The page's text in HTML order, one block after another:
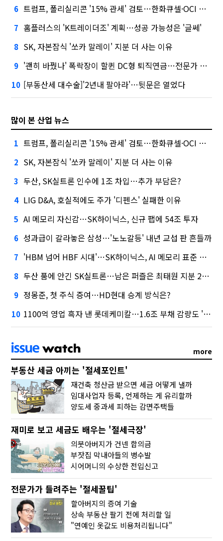
6 트럼프, 폴리실리콘 '15% 관세' 검토…한화큐셀·OCI 영향은?
7 홈플러스의 'K트레이더조' 계획…성공 가능성은 '글쎄'
8 SK, 자본잠식 '쏘카 말레이' 지분 더 사는 이유
9 '괜히 바꿨나' 폭락장이 할퀸 DC형 퇴직연금…전문가 조언은
10 [부동산세 대수술]'2년내 팔아라'…뒷문은 열었다
많이 본 산업 뉴스
1 트럼프, 폴리실리콘 '15% 관세' 검토…한화큐셀·OCI 영향은?
2 SK, 자본잠식 '쏘카 말레이' 지분 더 사는 이유
3 두산, SK실트론 인수에 1조 차입…추가 부담은?
4 LIG D&A, 호실적에도 주가 '디펜스' 실패한 이유
5 AI 메모리 자신감…SK하이닉스, 신규 팹에 54조 투자
6 성과급이 갈라놓은 삼성…'노노갈등' 내년 교섭 판 흔들까
7 'HBM 넘어 HBF 시대'…SK하이닉스, AI 메모리 표준 선점 나섰다
8 두산 품에 안긴 SK실트론…남은 퍼즐은 최태원 지분 29.4%
9 정몽준, 첫 주식 증여…HD현대 승계 방식은?
10 1100억 영업 흑자 낸 롯데케미칼…1.6조 부채 감량도 '속도'
more
부동산 세금 아끼는 '절세포인트'
재건축 청산금 받으면 세금 어떻게 낼까
임대사업자 등록, 언제하는 게 유리할까
양도세 중과세 피하는 감면주택들
재미로 보고 세금도 배우는 '절세극장'
의붓아버지가 건넨 합의금
부잣집 막내아들의 병수발
시어머니의 수상한 전입신고
전문가가 들려주는 '절세꿀팁'
할아버지의 증여 기술
상속 부동산 팔기 전에 처리할 일
"연예인 옷값도 비용처리됩니다"